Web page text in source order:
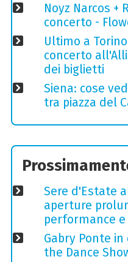
Noyz Narcos +
concerto -
Ultimo a
concerto
dei biglietti
Siena: cose
tra piazza del
Sere d'Estate
aperture
performance e
Gabry Ponte
the Dance